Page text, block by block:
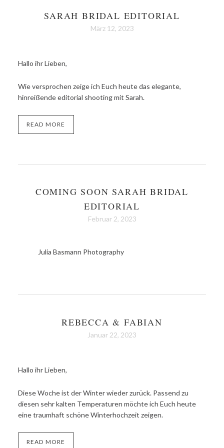
SARAH BRIDAL EDITORIAL
März 12, 2023
Hallo ihr Lieben,
Wie versprochen zeige ich Euch heute das elegante,
hinreißende editorial shooting mit Sarah.
READ MORE
COMING SOON SARAH BRIDAL
EDITORIAL
Februar 2, 2023
Julia Basmann Photography
REBECCA & FABIAN
Januar 22, 2023
Hallo ihr Lieben,
Diese Woche ist der Winter wieder zurück. Passend zu
diesen sehr kalten Temperaturen möchte ich Euch heute
eine traumhaft schöne Winterhochzeit zeigen.
READ MORE